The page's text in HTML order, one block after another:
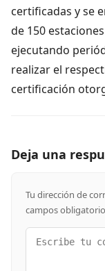
certificadas y se
de 150
ejecutando
realizar el
certificación
Deja una
Tu dirección de
campos